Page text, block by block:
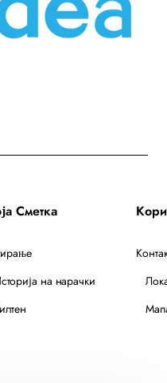
Сметка
на нарачки